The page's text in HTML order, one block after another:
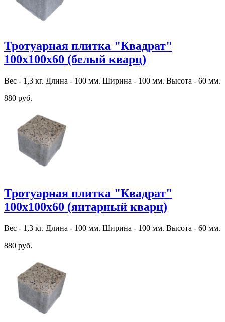
Тротуарная плитка "Квадрат"
100х100х60 (белый кварц)
Вес - 1,3 кг. Длина - 100 мм. Ширина - 100 мм. Высота - 60 мм.
880 руб.
Тротуарная плитка "Квадрат"
100х100х60 (янтарный кварц)
Вес - 1,3 кг. Длина - 100 мм. Ширина - 100 мм. Высота - 60 мм.
880 руб.